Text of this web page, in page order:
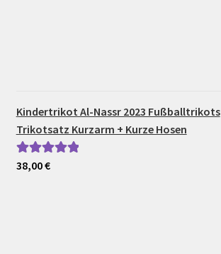
Kindertrikot Al-Nassr 2023 Fußballtrikots
Trikotsatz Kurzarm + Kurze Hosen
Bewertet mit
38,00€